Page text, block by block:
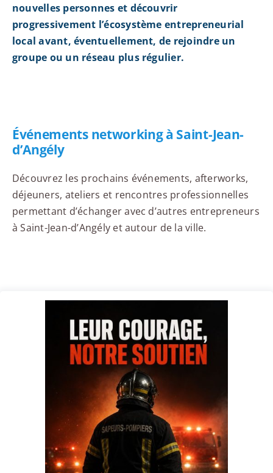
nouvelles personnes et découvrir
progressivement l’écosystème entrepreneurial
local avant, éventuellement, de rejoindre un
groupe ou un réseau plus régulier.
Événements networking à Saint-Jean-
d’Angély
Découvrez les prochains événements, afterworks,
déjeuners, ateliers et rencontres professionnelles
permettant d’échanger avec d’autres entrepreneurs
à Saint-Jean-d’Angély et autour de la ville.